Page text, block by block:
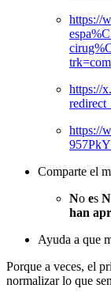
https://
https://
https://
Comparte el
No es N
han
Ayuda a que
Porque a veces, el
normalizar lo que